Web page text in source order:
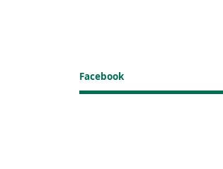
Facebook